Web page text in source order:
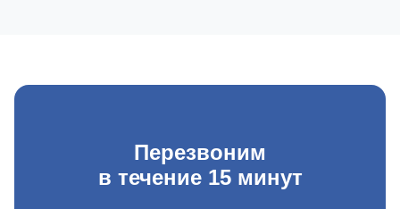
Перезвоним
в течение 15 минут